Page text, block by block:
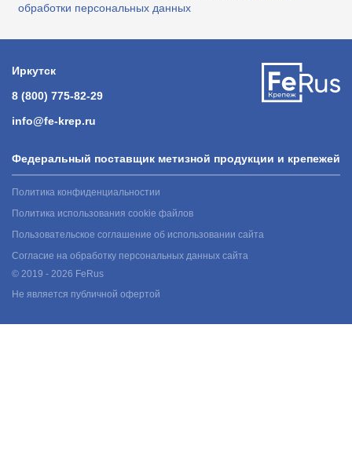
обработки персональных данных
Иркутск
8 (800) 775-82-29
info@fe-krep.ru
Федеральный поставщик метизной продукции и крепежей
Политика конфиденциальностии
Политика использования cookie файлов
Пользовательское соглашение об использовании сайта
Согласие на обработку персональных данных сайта
© 2019 - 2026 FeRus
Не является публичной офертой